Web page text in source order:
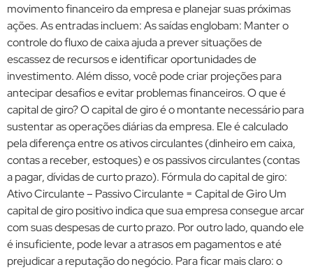
movimento financeiro da empresa e planejar suas próximas
ações. As entradas incluem: As saídas englobam: Manter o
controle do fluxo de caixa ajuda a prever situações de
escassez de recursos e identificar oportunidades de
investimento. Além disso, você pode criar projeções para
antecipar desafios e evitar problemas financeiros. O que é
capital de giro? O capital de giro é o montante necessário para
sustentar as operações diárias da empresa. Ele é calculado
pela diferença entre os ativos circulantes (dinheiro em caixa,
contas a receber, estoques) e os passivos circulantes (contas
a pagar, dívidas de curto prazo). Fórmula do capital de giro:
Ativo Circulante – Passivo Circulante = Capital de Giro Um
capital de giro positivo indica que sua empresa consegue arcar
com suas despesas de curto prazo. Por outro lado, quando ele
é insuficiente, pode levar a atrasos em pagamentos e até
prejudicar a reputação do negócio. Para ficar mais claro: o